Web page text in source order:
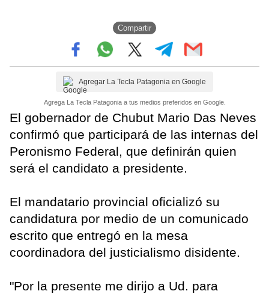
Compartir
Agregar La Tecla Patagonia en Google
Agrega La Tecla Patagonia a tus medios preferidos en Google.
El gobernador de Chubut Mario Das Neves
confirmó que participará de las internas del
Peronismo Federal, que definirán quien
será el candidato a presidente.
El mandatario provincial oficializó su
candidatura por medio de un comunicado
escrito que entregó en la mesa
coordinadora del justicialismo disidente.
"Por la presente me dirijo a Ud. para